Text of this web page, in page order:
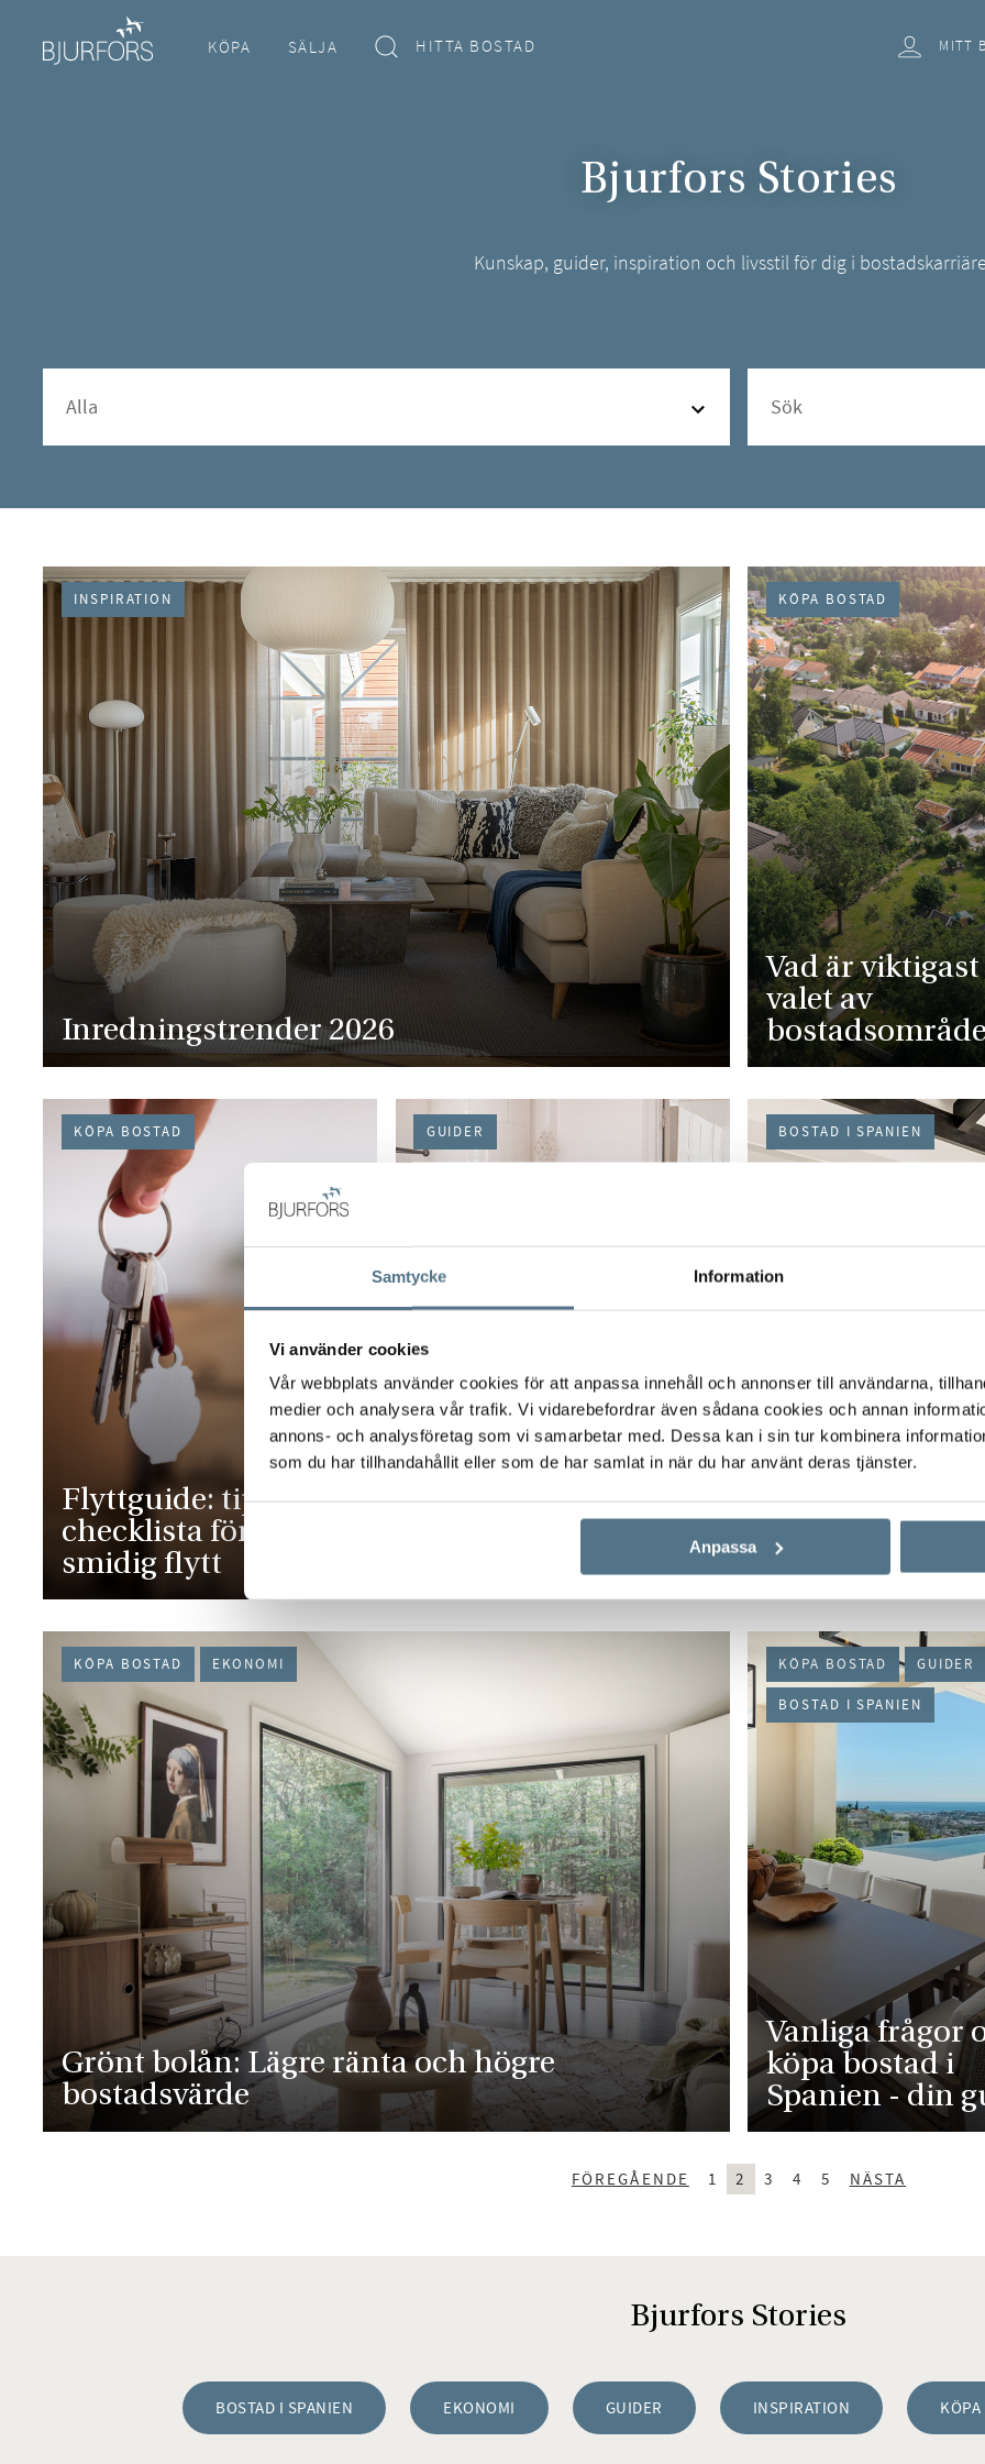
Samtycke Information
Vi använder cookies
Vår webbplats använder cookies för att anpassa innehåll och annonser till användarna,
medier och analysera vår trafik. Vi vidarebefordrar även sådana cookies och annan
annons- och analysföretag som vi samarbetar med. Dessa kan i sin tur kombinera
som du har tillhandahållit eller som de har samlat in när du har använt deras tjänster.
Anpassa
KÖPA SÄLJA HITTA BOSTAD MITT
Bjurfors Stories
Kunskap, guider, inspiration och livsstil för dig i
INSPIRATION
Inredningstrender 2026
KÖPA BOSTAD
Vad är
valet av
KÖPA BOSTAD
Flyttguide: tips och
checklista för en
smidig flytt
GUIDER
Säkra ditt hem i jul:
Brandskydd och
vintertips för
BOSTAD I SPANIEN
Vilken spansk
KÖPA BOSTAD EKONOMI
Grönt bolån: Lägre ränta och högre
bostadsvärde
KÖPA BOSTAD GUIDER
BOSTAD I SPANIEN
Vanliga frågor
köpa bostad i
Spanien - din
FÖREGÅENDE 1 2 3 4 5 NÄSTA
Bjurfors Stories
BOSTAD I SPANIEN EKONOMI GUIDER INSPIRATION KÖPA